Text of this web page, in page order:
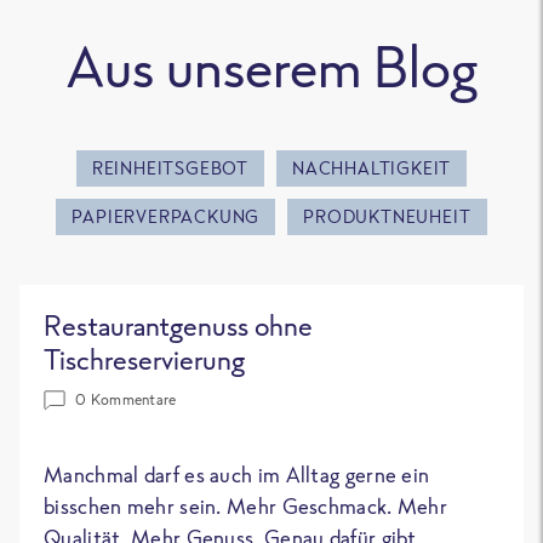
Aus unserem Blog
REINHEITSGEBOT NACHHALTIGKEIT
PAPIERVERPACKUNG PRODUKTNEUHEIT
Restaurantgenuss ohne
Tischreservierung
0 Kommentare
Manchmal darf es auch im Alltag gerne ein
bisschen mehr sein. Mehr Geschmack. Mehr
Qualität. Mehr Genuss. Genau dafür gibt